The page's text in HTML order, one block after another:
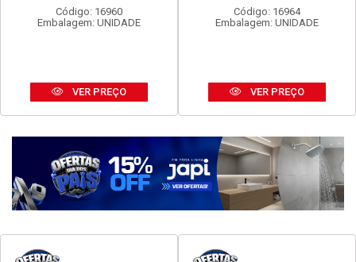
Código: 16960
Embalagem: UNIDADE
VER PREÇO
Código: 16964
Embalagem: UNIDADE
VER PREÇO